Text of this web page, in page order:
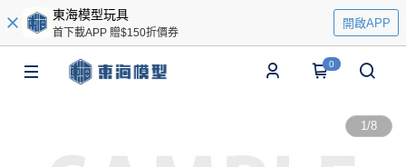
東海模型玩具
首下載APP 贈$150折價券
開啟APP
0
1/8